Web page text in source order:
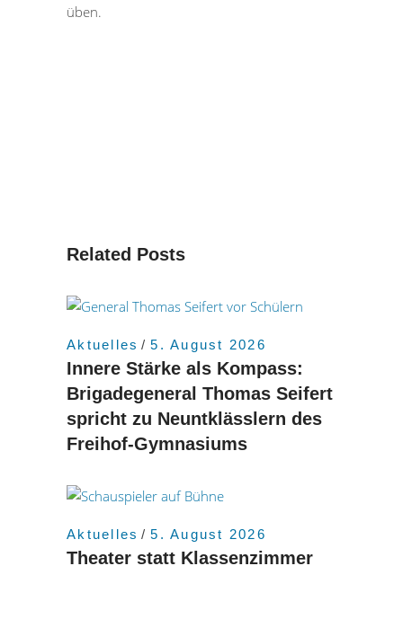
üben.
Related Posts
Aktuelles 5. August 2026
Innere Stärke als Kompass:
Brigadegeneral Thomas Seifert
spricht zu Neuntklässlern des
Freihof-Gymnasiums
Aktuelles 5. August 2026
Theater statt Klassenzimmer